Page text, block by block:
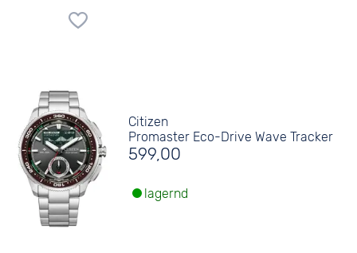
Citizen
Promaster Eco-Drive Wave Tracker
599,00
lagernd